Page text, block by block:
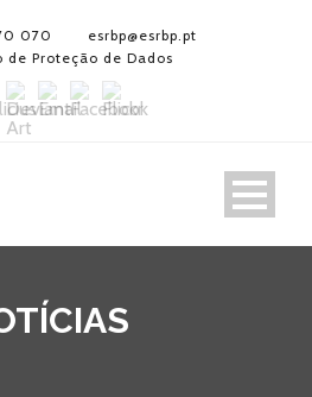
070
esrbp@esrbp.pt
de Proteção de Dados